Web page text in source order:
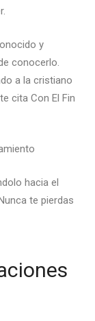
y
conocerlo.
a la cristiano
cita Con El Fin
hacia el
te pierdas